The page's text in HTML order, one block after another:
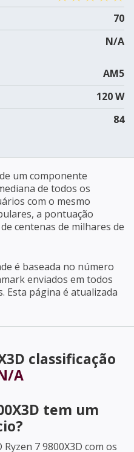
70
N/A
AM5
120 W
84
um componente
de todos os
com o mesmo
a pontuação
centenas de milhares de
é baseada no número
enviados em todos
Esta página é atualizada
classificação
A
tem um
Ryzen 7 9800X3D com os